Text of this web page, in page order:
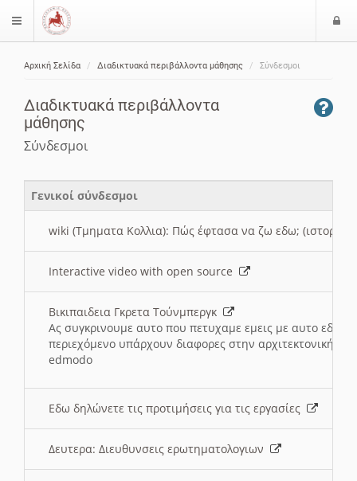
$langMenu
Αρχική Σελίδα Διαδικτυακά περιβάλλοντα μάθησης Σύνδεσμοι
Διαδικτυακά περιβάλλοντα
μάθησης
Σύνδεσμοι
Γενικοί σύνδεσμοι
wiki (Τμηματα Κολλια): Πώς έφτασα να ζω εδω; (ιστορια)
Interactive video with open source
Βικιπαιδεια Γκρετα Τούνμπεργκ
Ας συγκρινουμε αυτο που πετυχαμε εμεις με αυτο εδω
περιεχόμενο υπάρχουν διαφορες στην αρχιτεκτονική
edmodo
Εδω δηλώνετε τις προτιμήσεις για τις εργασίες
Δευτερα: Διευθυνσεις ερωτηματολογιων